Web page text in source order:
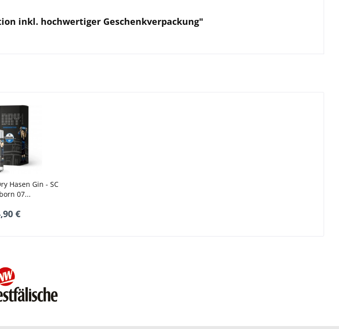
inkl. hochwertiger Geschenkverpackung"
Hasen Gin - SC
07...
€